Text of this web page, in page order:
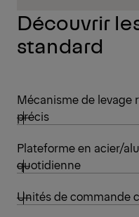
Découvrir
standard
Mécanisme de levage
précis
Plateforme en acier/
quotidienne
Unités de commande